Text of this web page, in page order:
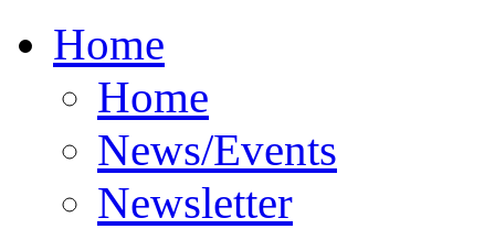
Home
Home
News/Events
Newsletter